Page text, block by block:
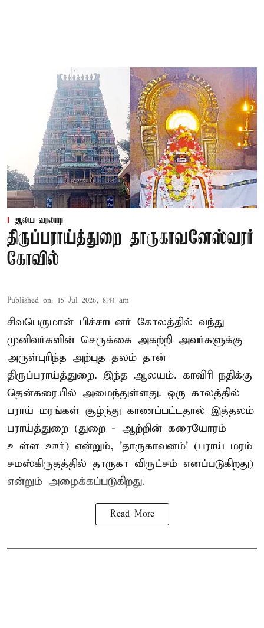
ஆலய வரலாறு
திருப்பராய்த்துறை தாருகாவனேஸ்வரர்
கோவில்
Published on: 15 Jul 2026, 8:44 am
சிவபெருமான் பிச்சாடனர் கோலத்தில் வந்து
முனிவர்களின் செருக்கை அகற்றி அவர்களுக்கு
அருள்புரிந்த அற்புத தலம் தான்
திருப்பராய்த்துறை. இந்த ஆலயம். காவிரி நதிக்கு
தென்கரையில் அமைந்துள்ளது. ஒரு காலத்தில்
பராய் மரங்கள் சூழ்ந்து காணப்பட்டதால் இத்தலம்
பராய்த்துறை (துறை - ஆற்றின் கரையோரம்
உள்ள ஊர்) என்றும், 'தாருகாவனம்' (பராய் மரம்
சமஸ்கிருதத்தில் தாருகா விருட்சம் எனப்படுகிறது)
என்றும் அழைக்கப்படுகிறது.
Read More